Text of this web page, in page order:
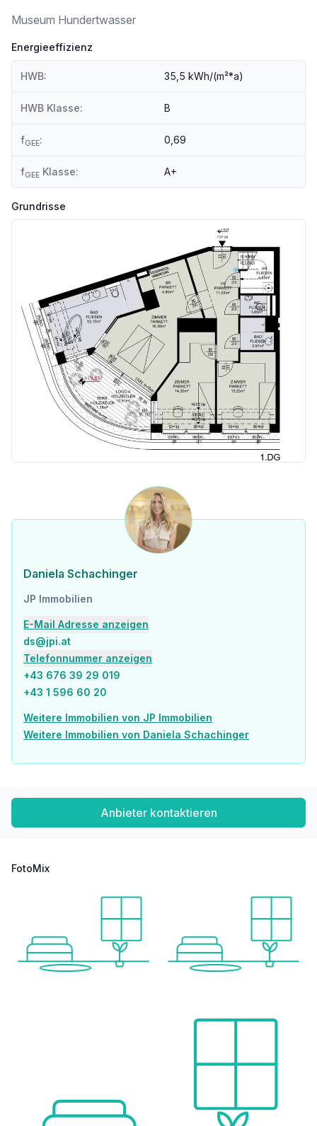
Museum Hundertwasser
Energieeffizienz
HWB: 35,5 kWh/(m²*a)
HWB Klasse: B
fGEE: 0,69
fGEE Klasse: A+
Grundrisse
Daniela Schachinger
JP Immobilien
E-Mail Adresse anzeigen
ds@jpi.at
Telefonnummer anzeigen
+43 676 39 29 019
+43 1 596 60 20
Weitere Immobilien von JP Immobilien
Weitere Immobilien von Daniela Schachinger
Anbieter kontaktieren
FotoMix